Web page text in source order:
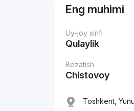
Eng muhimi
Uy-joy sinfi
Qulaylik
Bezatish
Chistovoy
Toshkent,